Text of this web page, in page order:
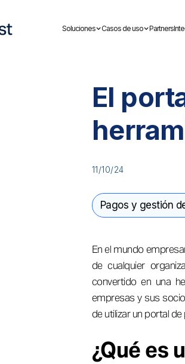
Soluciones Casos de uso Partners
El
11/10/24
Pagos y gestión
En el mundo
de cualquier
convertido en una
empresas y sus
de utilizar un portal
¿Qué es